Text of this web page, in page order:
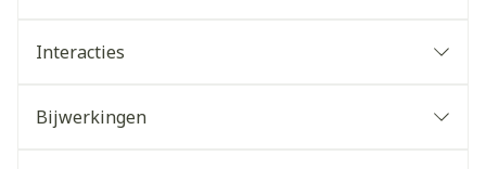
Interacties
Bijwerkingen